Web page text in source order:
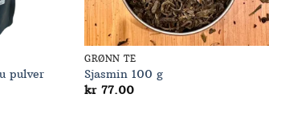
pulver
GRØNN TE
Sjasmin 100 g
kr77.00